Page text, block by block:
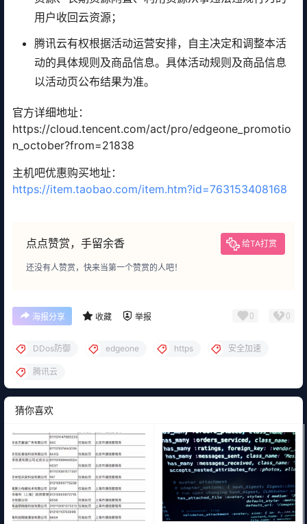
用户收回云资源；
腾讯云有权根据活动运营安排，自主决定和调整本活
动的具体规则及商品信息。具体活动规则及商品信息
以活动页公布结果为准。
官方详细地址：
https://cloud.tencent.com/act/pro/edgeone_promotio
n_october?from=21838
主机吧优惠购买地址：
https://item.taobao.com/item.htm?id=763153408168
点点赞赏，手留余香 给TA打赏
还没有人赞赏，快来当第一个赞赏的人吧！
海报分享 收藏 举报 0 0
DDos防御 edgeone https 安全加速
腾讯云
猜你喜欢